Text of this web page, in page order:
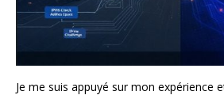
Je me suis appuyé sur mon expérience